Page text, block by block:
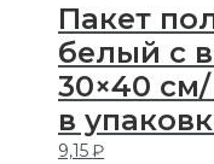
Пакет
белый с
30×40
в
9,15₽